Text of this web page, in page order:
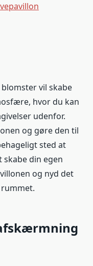
vil skabe
hvor du kan
udenfor.
og gøre den til
sted at
skabe din egen
og nyd det